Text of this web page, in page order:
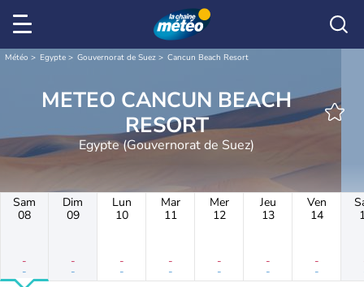
Météo Egypte Gouvernorat de Suez Cancun Beach Resort
METEO CANCUN BEACH
RESORT
Egypte (Gouvernorat de Suez)
Sam
08
-
-
Dim
09
-
-
Lun
10
-
-
Mar
11
-
-
Mer
12
-
-
Jeu
13
-
-
Ven
14
-
-